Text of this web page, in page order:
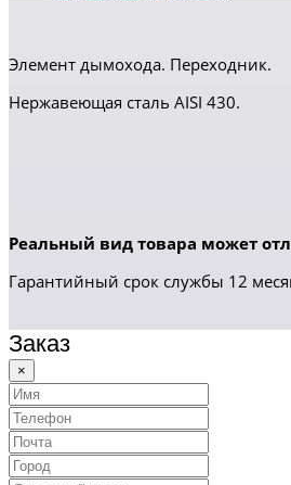
Элемент дымохода. Переходник.
Нержавеющая сталь AISI 430.
Реальный вид товара может
Гарантийный срок службы 12
Заказ
×